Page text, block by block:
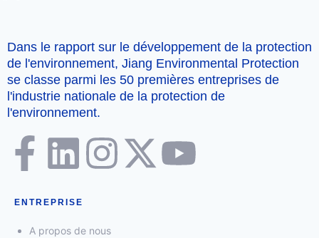
Dans le rapport sur le développement de la protection
de l'environnement, Jiang Environmental Protection
se classe parmi les 50 premières entreprises de
l'industrie nationale de la protection de
l'environnement.
ENTREPRISE
A propos de nous